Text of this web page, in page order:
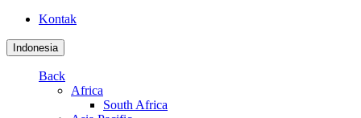
Kontak
Indonesia
Back
Africa
South Africa